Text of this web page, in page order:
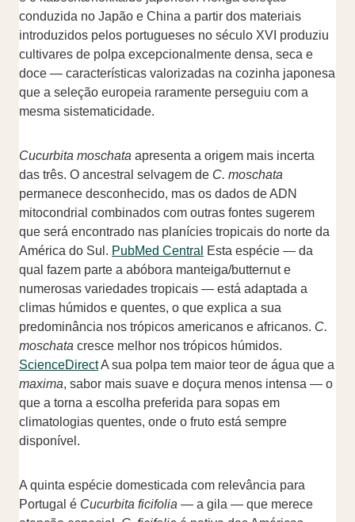
conduzida no Japão e China a partir dos materiais
introduzidos pelos portugueses no século XVI produziu
cultivares de polpa excepcionalmente densa, seca e
doce — características valorizadas na cozinha japonesa
que a seleção europeia raramente perseguiu com a
mesma sistematicidade.
Cucurbita moschata apresenta a origem mais incerta
das três. O ancestral selvagem de C. moschata
permanece desconhecido, mas os dados de ADN
mitocondrial combinados com outras fontes sugerem
que será encontrado nas planícies tropicais do norte da
América do Sul. PubMed Central
Esta espécie — da
qual fazem parte a abóbora manteiga/butternut e
numerosas variedades tropicais — está adaptada a
climas húmidos e quentes, o que explica a sua
predominância nos trópicos americanos e africanos. C.
moschata cresce melhor nos trópicos húmidos.
ScienceDirectA sua polpa tem maior teor de água que a
maxima, sabor mais suave e doçura menos intensa — o
que a torna a escolha preferida para sopas em
climatologias quentes, onde o fruto está sempre
disponível.
A quinta espécie domesticada com relevância para
Portugal é Cucurbita ficifolia — a gila — que merece